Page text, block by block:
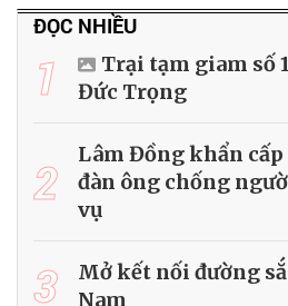
ĐỌC NHIỀU
1
Trại tạm giam số
Đức Trọng
2
Lâm Đồng khẩn
đàn ông chống
vụ
3
Mở kết nối đường
Nam